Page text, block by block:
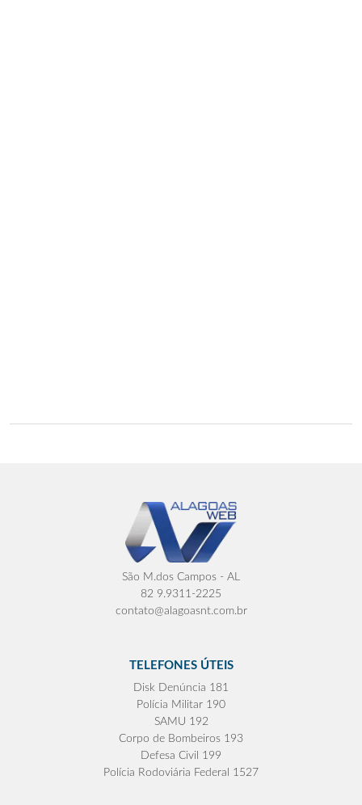
São M.dos Campos - AL
82 9.9311-2225
contato@alagoasnt.com.br
TELEFONES ÚTEIS
Disk Denúncia 181
Polícia Militar 190
SAMU 192
Corpo de Bombeiros 193
Defesa Civil 199
Polícia Rodoviária Federal 1527